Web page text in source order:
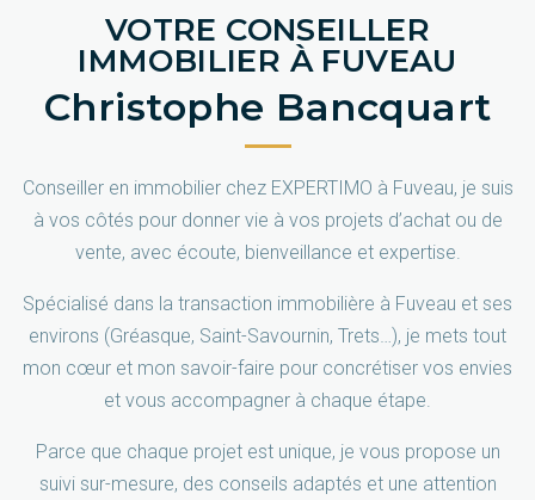
VOTRE CONSEILLER
IMMOBILIER À FUVEAU
Christophe Bancquart
Conseiller en immobilier chez EXPERTIMO à Fuveau, je suis
à vos côtés pour donner vie à vos projets d’achat ou de
vente, avec écoute, bienveillance et expertise.
Spécialisé dans la transaction immobilière à Fuveau et ses
environs (Gréasque, Saint-Savournin, Trets…), je mets tout
mon cœur et mon savoir-faire pour concrétiser vos envies
et vous accompagner à chaque étape.
Parce que chaque projet est unique, je vous propose un
suivi sur-mesure, des conseils adaptés et une attention